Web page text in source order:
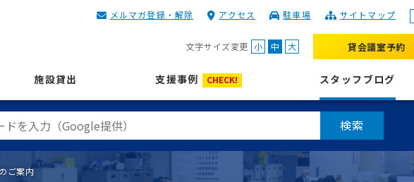
KIP | 公益財団法人 神奈川産業振興センター
メルマガ登録・解除 アクセス 駐車場 サイトマップ
文字サイズ変更 小 中 大 貸会議室予約
施設貸出 支援事例 CHECK! スタッフブログ
検索
ご案内